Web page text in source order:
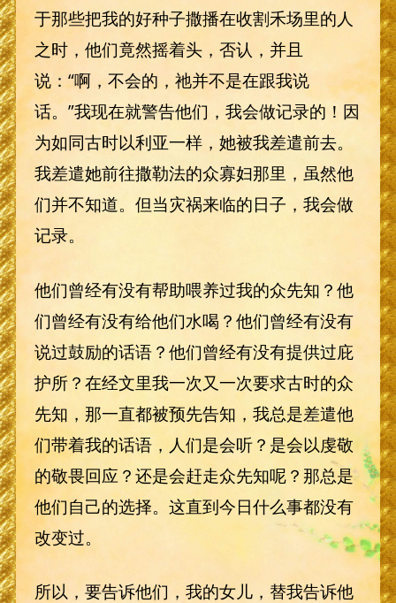
于那些把我的好种子撒播在收割禾场里的人
之时，他们竟然摇着头，否认，并且
说：“啊，不会的，祂并不是在跟我说
话。”我现在就警告他们，我会做记录的！因
为如同古时以利亚一样，她被我差遣前去。
我差遣她前往撒勒法的众寡妇那里，虽然他
们并不知道。但当灾祸来临的日子，我会做
记录。
他们曾经有没有帮助喂养过我的众先知？他
们曾经有没有给他们水喝？他们曾经有没有
说过鼓励的话语？他们曾经有没有提供过庇
护所？在经文里我一次又一次要求古时的众
先知，那一直都被预先告知，我总是差遣他
们带着我的话语，人们是会听？是会以虔敬
的敬畏回应？还是会赶走众先知呢？那总是
他们自己的选择。这直到今日什么事都没有
改变过。
所以，要告诉他们，我的女儿，替我告诉他